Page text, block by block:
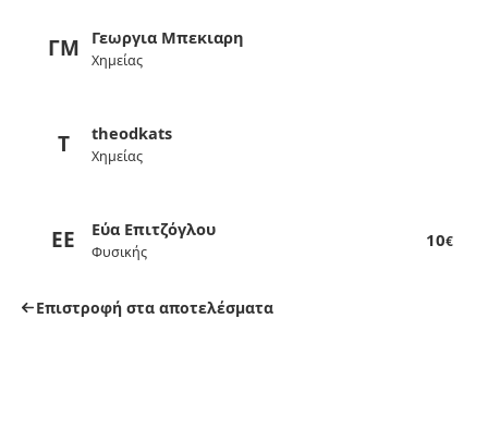
ΓΜ Γεωργια Μπεκιαρη
Χημείας
T theodkats
Χημείας
ΕΕ Εύα Επιτζόγλου
Φυσικής
10€
Επιστροφή στα αποτελέσματα